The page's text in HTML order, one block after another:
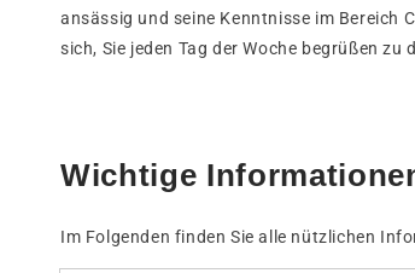
ansässig und seine Kenntnisse im
sich, Sie jeden Tag der Woche begrüßen
Wichtige
Im Folgenden finden Sie alle nützlichen